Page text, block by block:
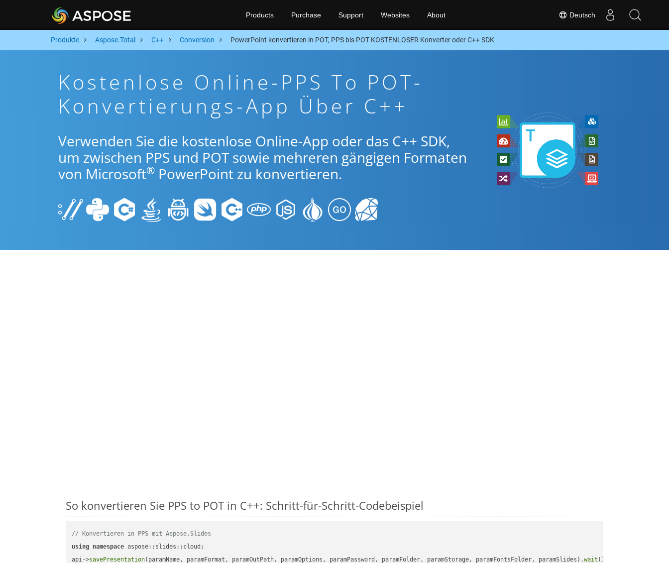
Deutsch
Products Purchase Support Websites About
Produkte Aspose.Total C++ Conversion PowerPoint konvertieren in POT, PPS bis POT KOSTENLOSER Konverter oder C++ SDK
Kostenlose Online-PPS To POT-
Konvertierungs-App Über C++
Verwenden Sie die kostenlose Online-App oder das C++ SDK,
um zwischen PPS und POT sowie mehreren gängigen Formaten
von Microsoft® PowerPoint zu konvertieren.
So konvertieren Sie PPS to POT in C++: Schritt-für-Schritt-Codebeispiel
// Konvertieren in PPS mit Aspose.Slides
using namespace aspose::slides::cloud;
api->savePresentation(paramName, paramFormat, paramOutPath, paramOptions, paramPassword, paramFolder, paramStorage, paramFontsFolder, paramSlides).wait ();